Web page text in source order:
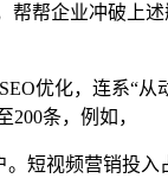
帮企业冲破上
优化，连系“从
条，例如，
视频营销投入